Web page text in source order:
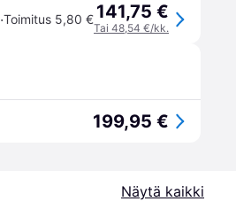
·Toimitus 5,80 € 141,75 €
Tai 48,54 €/kk.
199,95 €
Näytä kaikki